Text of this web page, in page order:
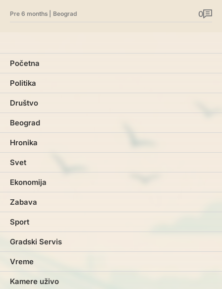
Pre 6 months Beograd 0
Početna
Politika
Društvo
Beograd
Hronika
Svet
Ekonomija
Zabava
Sport
Gradski Servis
Vreme
Kamere uživo